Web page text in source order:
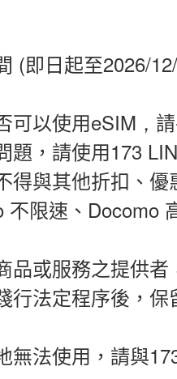
(即日起至2026/
可以使用eSIM， 請
題，請使用173
得與其他折扣、
不限速、Docomo
品或服務之提供
行法定程序後，
無法使用，請與